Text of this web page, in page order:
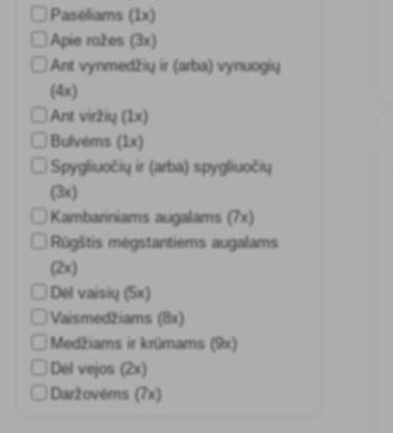
Pasėliams (1x)
Apie rožes (3x)
Ant vynmedžių ir (arba) vynuogių
(4x)
Ant viržių (1x)
Bulvėms (1x)
Spygliuočių ir (arba) spygliuočių
(3x)
Kambariniams augalams (7x)
Rūgštis mėgstantiems augalams
(2x)
Dėl vaisių (5x)
Vaismedžiams (8x)
Medžiams ir krūmams (9x)
Dėl vejos (2x)
Daržovėms (7x)